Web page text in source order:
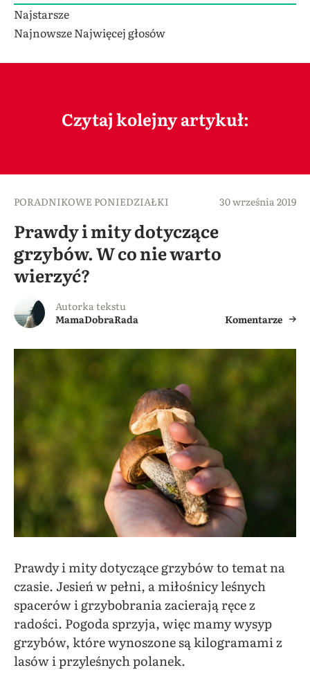
Najstarsze
NajnowszeNajwięcej głosów
Czytaj kolejny artykuł:
PORADNIKOWE PONIEDZIAŁKI 30 września 2019
Prawdy i mity dotyczące
grzybów. W co nie warto
wierzyć?
Autorka tekstu
MamaDobraRada
Komentarze
Prawdy i mity dotyczące grzybów to temat na
czasie. Jesień w pełni, a miłośnicy leśnych
spacerów i grzybobrania zacierają ręce z
radości. Pogoda sprzyja, więc mamy wysyp
grzybów, które wynoszone są kilogramami z
lasów i przyleśnych polanek.